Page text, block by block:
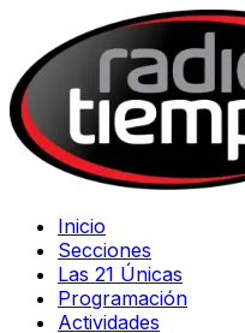
Inicio
Secciones
Las 21 Únicas
Programación
Actividades